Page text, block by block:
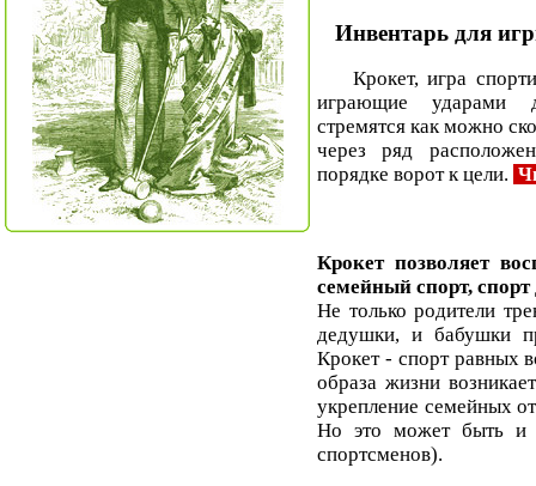
Инвентарь для
Крокет, игра
играющие ударами
стремятся как можно
через ряд
порядке ворот к цели.
Крокет позволяет
семейный спорт, спорт
Не только родители
дедушки, и бабушки
Крокет - спорт равных
образа жизни
укрепление семейных
Но это может быть и
спортсменов).